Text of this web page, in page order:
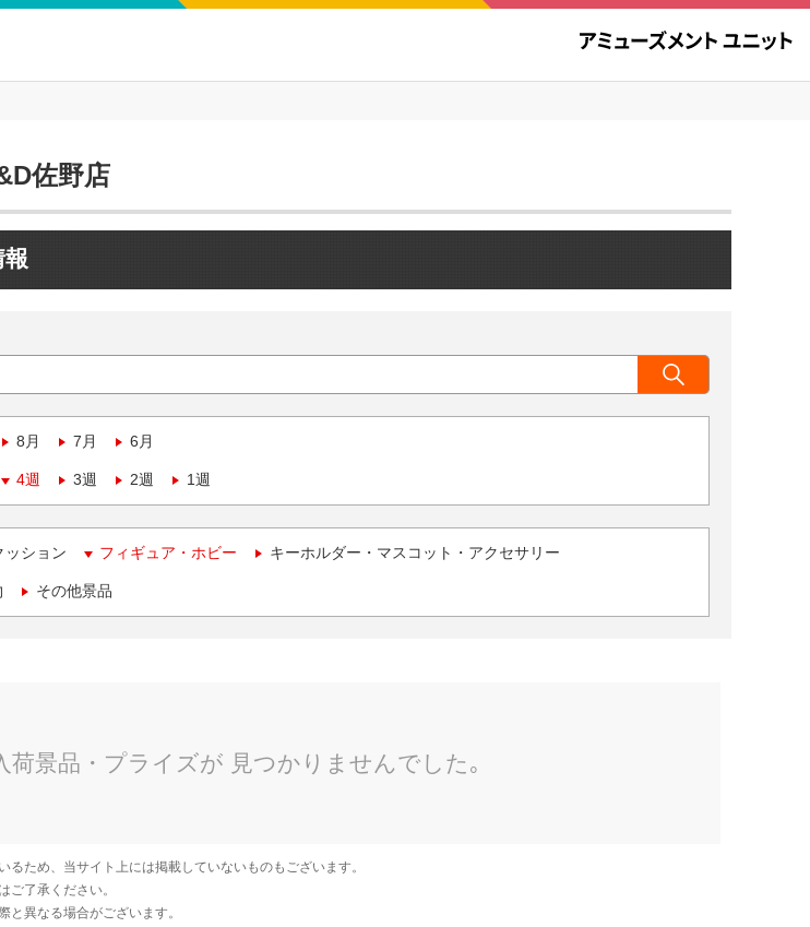
佐野店
8月 7月 6月
4週 3週 2週 1週
ッション フィギュア・ホビー キーホルダー・マスコット・アクセサリー
その他景品